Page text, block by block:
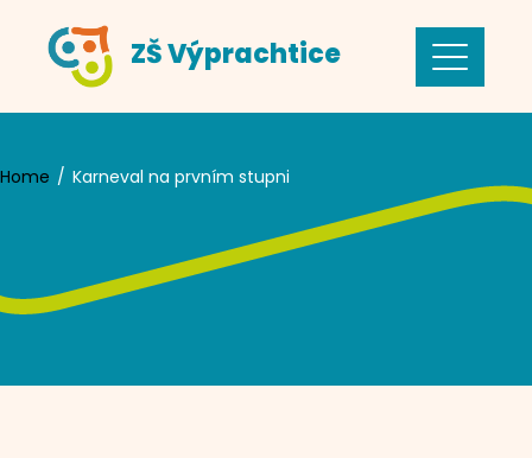
content
ZŠ Výprachtice
Home Karneval na prvním stupni